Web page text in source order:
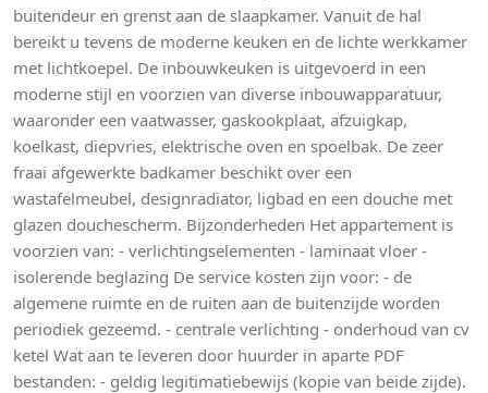
buitendeur en grenst aan de slaapkamer. Vanuit de hal
bereikt u tevens de moderne keuken en de lichte werkkamer
met lichtkoepel. De inbouwkeuken is uitgevoerd in een
moderne stijl en voorzien van diverse inbouwapparatuur,
waaronder een vaatwasser, gaskookplaat, afzuigkap,
koelkast, diepvries, elektrische oven en spoelbak. De zeer
fraai afgewerkte badkamer beschikt over een
wastafelmeubel, designradiator, ligbad en een douche met
glazen douchescherm. Bijzonderheden Het appartement is
voorzien van: - verlichtingselementen - laminaat vloer -
isolerende beglazing De service kosten zijn voor: - de
algemene ruimte en de ruiten aan de buitenzijde worden
periodiek gezeemd. - centrale verlichting - onderhoud van cv
ketel Wat aan te leveren door huurder in aparte PDF
bestanden: - geldig legitimatiebewijs (kopie van beide zijde).